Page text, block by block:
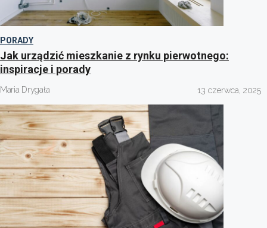
PORADY
Jak urządzić mieszkanie z rynku pierwotnego:
inspiracje i porady
Maria Drygała 13 czerwca, 2025